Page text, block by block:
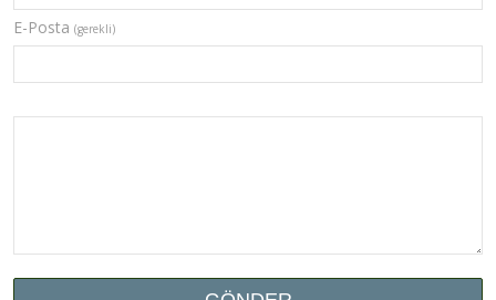
E-Posta (gerekli)